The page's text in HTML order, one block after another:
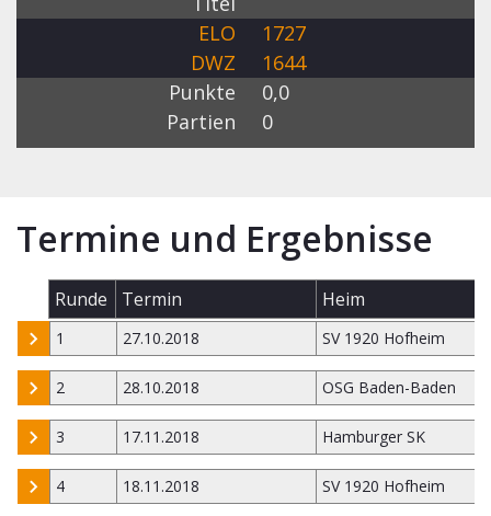
ELO
1727
DWZ
1644
Punkte
0,0
Partien
0
Termine und Ergebnisse
Runde Termin Heim
1 27.10.2018 SV 1920 Hofheim
2 28.10.2018 OSG Baden-Baden
3 17.11.2018 Hamburger SK
4 18.11.2018 SV 1920 Hofheim